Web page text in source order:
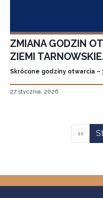
ZMIANA GODZIN
ZIEMI
Skrócone godziny otwarcia –
27 stycznia, 2026
‹‹